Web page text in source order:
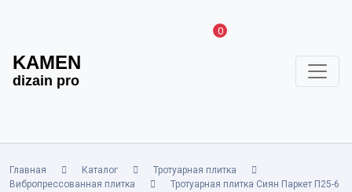
KAMEN
dizain pro
0
Главная Каталог
Тротуарная плитка
Вибропрессованная плитка
Тротуарная плитка Сиян Паркет П25-6